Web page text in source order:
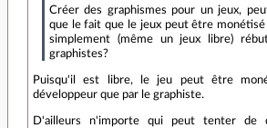
Créer des graphismes pour un jeux,
que le fait que le jeux peut être monétisé
simplement (même un jeux libre)
graphistes?
Puisqu'il est libre, le jeu peut être
développeur que par le graphiste.
D'ailleurs n'importe qui peut tenter de